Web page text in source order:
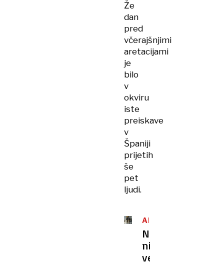
Že
dan
pred
včerajšnjimi
aretacijami
je
bilo
v
okviru
iste
preiskave
v
Španiji
prijetih
še
pet
ljudi.
ARETACIJA
Nič
ni
več